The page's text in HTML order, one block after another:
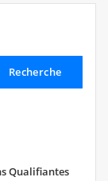
Recherche
Qualifiantes